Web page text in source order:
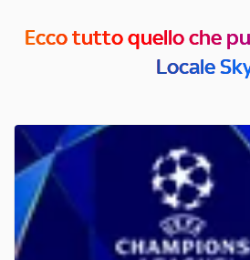
Ecco tutto quello che
Locale